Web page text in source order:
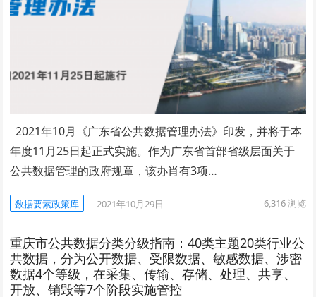
2021年10月《广东省公共数据管理办法》印发，并将于本
年度11月25日起正式实施。作为广东省首部省级层面关于
公共数据管理的政府规章，该办肖有3项…
数据要素政策库 2021年10月29日 6,316浏览
重庆市公共数据分类分级指南：40类主题20类行业公
共数据，分为公开数据、受限数据、敏感数据、涉密
数据4个等级，在采集、传输、存储、处理、共享、
开放、销毁等7个阶段实施管控